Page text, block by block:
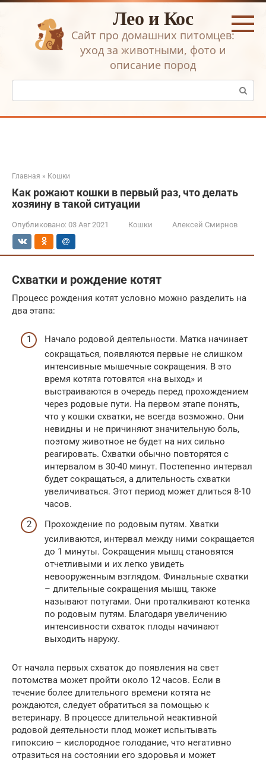
Перейти
Лео и Кос
Сайт про домашних питомцев:
уход за животными, фото и
описание пород
Поиск:
Главная » Кошки
Как рожают кошки в первый раз, что делать
хозяину в такой ситуации
Опубликовано: 03 Авг 2021 Кошки Алексей Смирнов
Схватки и рождение котят
Процесс рождения котят условно можно разделить на
два этапа:
Начало родовой деятельности. Матка начинает
сокращаться, появляются первые не слишком
интенсивные мышечные сокращения. В это
время котята готовятся «на выход» и
выстраиваются в очередь перед прохождением
через родовые пути. На первом этапе понять,
что у кошки схватки, не всегда возможно. Они
невидны и не причиняют значительную боль,
поэтому животное не будет на них сильно
реагировать. Схватки обычно повторятся с
интервалом в 30-40 минут. Постепенно интервал
будет сокращаться, а длительность схватки
увеличиваться. Этот период может длиться 8-10
часов.
Прохождение по родовым путям. Хватки
усиливаются, интервал между ними сокращается
до 1 минуты. Сокращения мышц становятся
отчетливыми и их легко увидеть
невооруженным взглядом. Финальные схватки
– длительные сокращения мышц, также
называют потугами. Они проталкивают котенка
по родовым путям. Благодаря увеличению
интенсивности схваток плоды начинают
выходить наружу.
От начала первых схваток до появления на свет
потомства может пройти около 12 часов. Если в
течение более длительного времени котята не
рождаются, следует обратиться за помощью к
ветеринару. В процессе длительной неактивной
родовой деятельности плод может испытывать
гипоксию – кислородное голодание, что негативно
отразиться на состоянии его здоровья и может